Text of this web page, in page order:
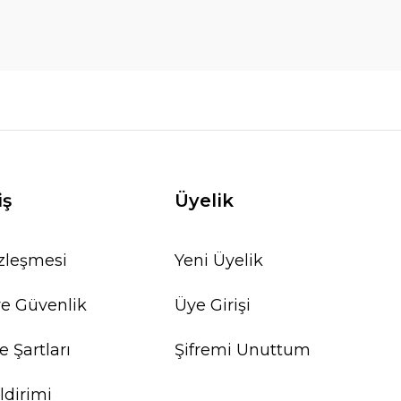
Güvenlik
Şartları
Üyelik
Yeni Üyelik
Üye Girişi
Şifremi Unuttum